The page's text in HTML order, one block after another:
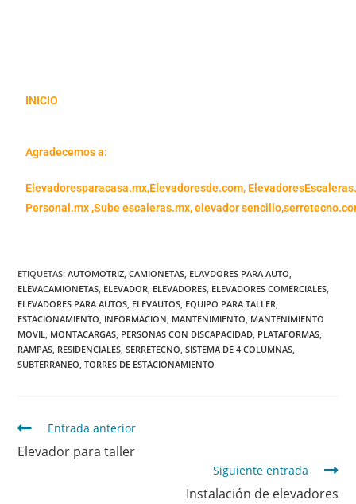
INICIO
Agradecemos a:
Elevadoresparacasa.mx,Elevadoresde.com,
Personal.mx ,Sube escaleras.mx,elevador sencillo,
ETIQUETAS:AUTOMOTRIZ, CAMIONETAS, ELAVDORES PARA AUTO,
ELEVACAMIONETAS, ELEVADOR, ELEVADORES, ELEVADORES COMERCIALES,
ELEVADORES PARA AUTOS, ELEVAUTOS, EQUIPO PARA TALLER,
ESTACIONAMIENTO, INFORMACION, MANTENIMIENTO, MANTENIMIENTO
MOVIL, MONTACARGAS, PERSONAS CON DISCAPACIDAD, PLATAFORMAS,
RAMPAS, RESIDENCIALES, SERRETECNO, SISTEMA DE 4 COLUMNAS,
SUBTERRANEO, TORRES DE ESTACIONAMIENTO
Entrada anterior
Elevador para taller
Siguiente entrada
Instalación de elevadores